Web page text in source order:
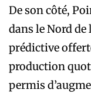
De son côté,
dans le Nord de
prédictive
production
permis